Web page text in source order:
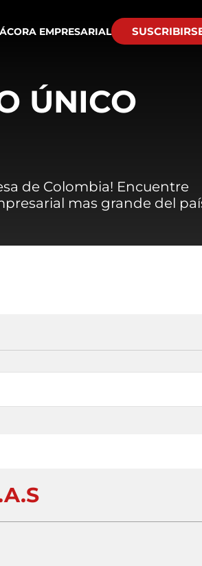
EMPRESARIAL
ÚNICO
de Colombia! Encuentre
mas grande del